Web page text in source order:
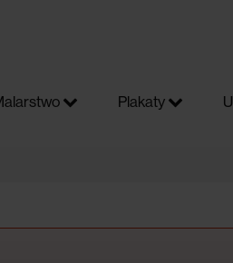
Plakaty